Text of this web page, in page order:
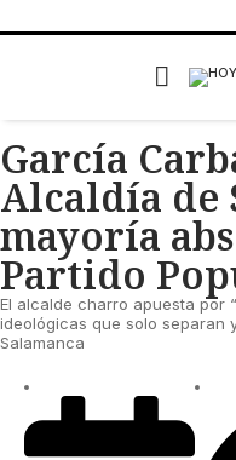
García
Alcaldía de
mayoría
Partido
El alcalde charro apuesta por
ideológicas que solo separan
Salamanca